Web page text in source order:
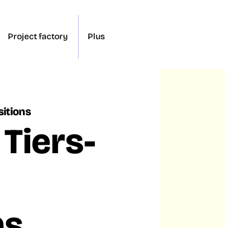
Project factory Plus